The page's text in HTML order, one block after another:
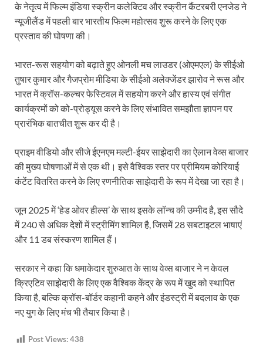
के नेतृत्व में फिल्म इंडिया स्क्रीन कलेक्टिव और स्क्रीन कैंटरबरी एनजेड ने
न्यूजीलैंड में पहली बार भारतीय फिल्म महोत्सव शुरू करने के लिए एक
प्रस्ताव की घोषणा की।
भारत-रूस सहयोग को बढ़ाते हुए ओनली मच लाउडर (ओएमएल) के सीईओ
तुषार कुमार और गैजप्रोम मीडिया के सीईओ अलेक्जेंडर झारोव ने रूस और
भारत में क्रॉस-कल्चर फेस्टिवल में सहयोग करने और हास्य एवं संगीत
कार्यक्रमों को को-प्रोड्यूस करने के लिए संभावित समझौता ज्ञापन पर
प्रारंभिक बातचीत शुरू कर दी है।
प्राइम वीडियो और सीजे ईएनएम मल्टी-ईयर साझेदारी का ऐलान वेव्स बाजार
की मुख्य घोषणाओं में से एक थी। इसे वैश्विक स्तर पर प्रीमियम कोरियाई
कंटेंट वितरित करने के लिए रणनीतिक साझेदारी के रूप में देखा जा रहा है।
जून 2025 में ‘हेड ओवर हील्स’ के साथ इसके लॉन्च की उम्मीद है, इस सौदे
में 240 से अधिक देशों में स्ट्रीमिंग शामिल है, जिसमें 28 सबटाइटल भाषाएं
और 11 डब संस्करण शामिल हैं।
सरकार ने कहा कि धमाकेदार शुरुआत के साथ वेव्स बाजार ने न केवल
क्रिएटिव साझेदारी के लिए एक वैश्विक केंद्र के रूप में खुद को स्थापित
किया है, बल्कि क्रॉस-बॉर्डर कहानी कहने और इंडस्ट्री में बदलाव के एक
नए युग के लिए मंच भी तैयार किया है।
Post Views:438